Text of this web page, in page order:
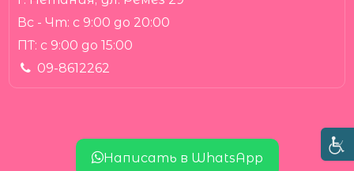
Вс - Чт: с 9:00 до 20:00
ПТ: с 9:00 до 15:00
09-8612262
Написать в WhatsApp